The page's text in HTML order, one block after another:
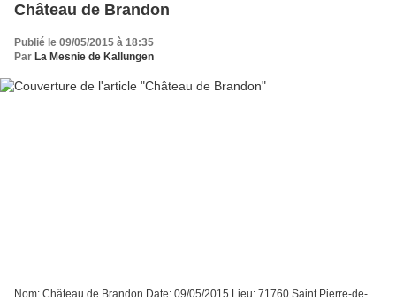
Château de Brandon
Publié le 09/05/2015 à 18:35
Par La Mesnie de Kallungen
Nom: Château de Brandon Date: 09/05/2015 Lieu: 71760 Saint Pierre-de-